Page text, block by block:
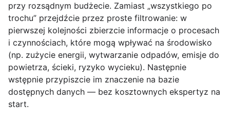
przy rozsądnym budżecie. Zamiast „wszystkiego po
trochu” przejdźcie przez proste filtrowanie: w
pierwszej kolejności zbierzcie informacje o procesach
i czynnościach, które mogą wpływać na środowisko
(np. zużycie energii, wytwarzanie odpadów, emisje do
powietrza, ścieki, ryzyko wycieku). Następnie
wstępnie przypiszcie im znaczenie na bazie
dostępnych danych — bez kosztownych ekspertyz na
start.